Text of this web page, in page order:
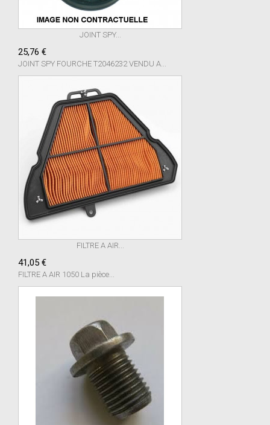
JOINT SPY...
25,76 €
JOINT SPY FOURCHE T2046232 VENDU A...
FILTRE A AIR...
41,05 €
FILTRE A AIR 1050 La pièce...